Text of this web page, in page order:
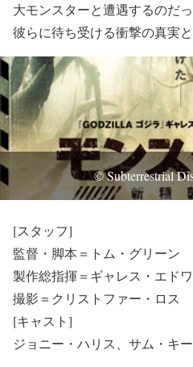
大モンスターと遭遇するのだ
彼らに待ち受ける衝撃の真実
© Subterrestrial
[スタッフ]
監督・脚本＝トム・グリーン
製作総指揮＝ギャレス・エド
撮影＝クリストファー・ロス
[キャスト]
ジョニー・ハリス、サム・キ